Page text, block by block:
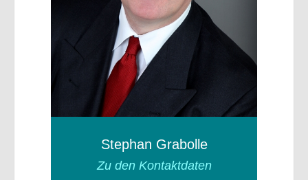
Stephan Grabolle
Zu den Kontaktdaten